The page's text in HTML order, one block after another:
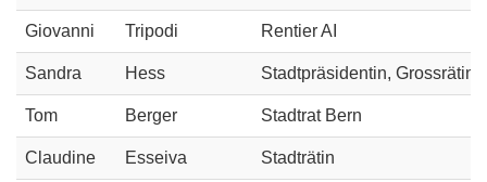
Giovanni Tripodi Rentier AI
Sandra Hess Stadtpräsidentin, Grossrätin
Tom Berger Stadtrat Bern
Claudine Esseiva Stadträtin